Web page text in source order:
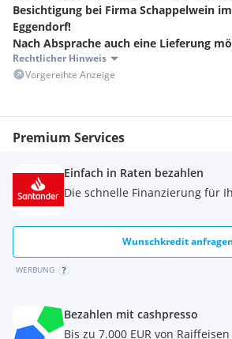
Besichtigung bei Firma Schappelwein
Eggendorf!
Nach Absprache auch eine Lieferung
Rechtlicher Hinweis
Vorgereihte Anzeige
Premium Services
Einfach in Raten bezahlen
Die schnelle Finanzierung für
Wunschkredit anfragen
WERBUNG
Bezahlen mit cashpresso
Bis zu 7.000 EUR von